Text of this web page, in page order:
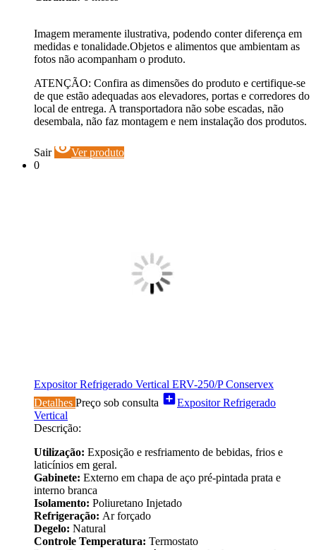
Imagem meramente ilustrativa, podendo conter diferença em
medidas e tonalidade.Objetos e alimentos que ambientam as
fotos não acompanham o produto.
ATENÇÃO: Confira as dimensões do produto e certifique-se
de que estão adequadas aos elevadores, portas e corredores do
local de entrega. A transportadora não sobe escadas, não
desembala, não faz montagem e nem instalação dos produtos.
Sair visibilityVer produto
0
Expositor Refrigerado Vertical ERV-250/P Conservex
Detalhes Preço sob consulta add_boxExpositor Refrigerado
Vertical
Descrição:
Utilização: Exposição e resfriamento de bebidas, frios e
laticínios em geral.
Gabinete: Externo em chapa de aço pré-pintada prata e
interno branca
Isolamento: Poliuretano Injetado
Refrigeração: Ar forçado
Degelo: Natural
Controle Temperatura: Termostato